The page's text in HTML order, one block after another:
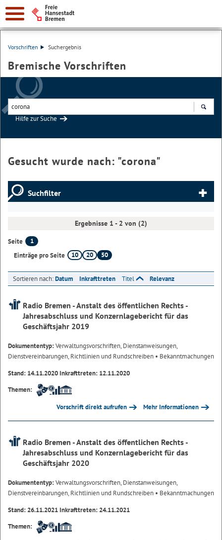
Vorschriften Suchergebnis
Bremische Vorschriften
Hilfe zur Suche
Gesucht wurde nach: "corona"
Suchfilter
Ergebnisse 1 - 2 von (2)
Seite
1
Einträge pro Seite
10 20 50
Sortieren nach:Datum Inkrafttreten Titel Relevanz
Radio Bremen - Anstalt des öffentlichen Rechts -
Jahresabschluss und Konzernlagebericht für das
Geschäftsjahr 2019
Dokumententyp:Verwaltungsvorschriften, Dienstanweisungen,
Dienstvereinbarungen, Richtlinien und Rundschreiben • Bekanntmachungen
Stand: 14.11.2020 Inkrafttreten: 12.11.2020
Themen:
Vorschrift direkt aufrufen Mehr Informationen
Radio Bremen - Anstalt des öffentlichen Rechts -
Jahresabschluss und Konzernlagebericht für das
Geschäftsjahr 2020
Dokumententyp:Verwaltungsvorschriften, Dienstanweisungen,
Dienstvereinbarungen, Richtlinien und Rundschreiben • Bekanntmachungen
Stand: 26.11.2021 Inkrafttreten: 24.11.2021
Themen: